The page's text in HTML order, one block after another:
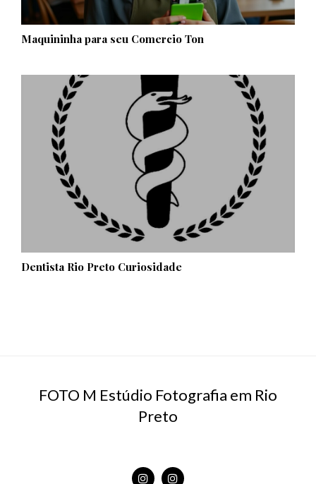
Maquininha para seu Comercio Ton
Dentista Rio Preto Curiosidade
FOTO M Estúdio Fotografia em Rio
Preto